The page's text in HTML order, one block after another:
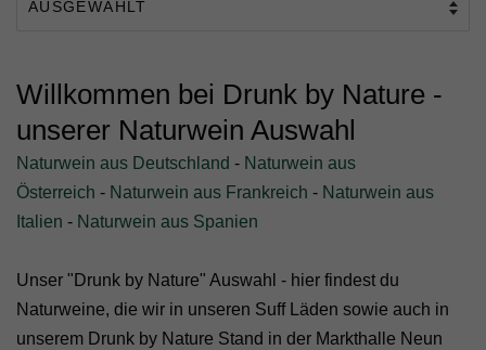
Willkommen bei Drunk by Nature -
unserer Naturwein Auswahl
Naturwein aus Deutschland - Naturwein aus
Österreich - Naturwein aus Frankreich - Naturwein aus
Italien - Naturwein aus Spanien
Unser "Drunk by Nature" Auswahl - hier findest du
Naturweine, die wir in unseren Suff Läden sowie auch in
unserem Drunk by Nature Stand in der Markthalle Neun